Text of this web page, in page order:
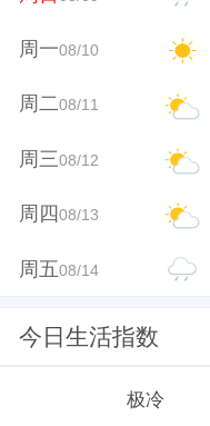
周一08/10
周二08/11
周三08/12
周四08/13
周五08/14
今日生活指数
极冷